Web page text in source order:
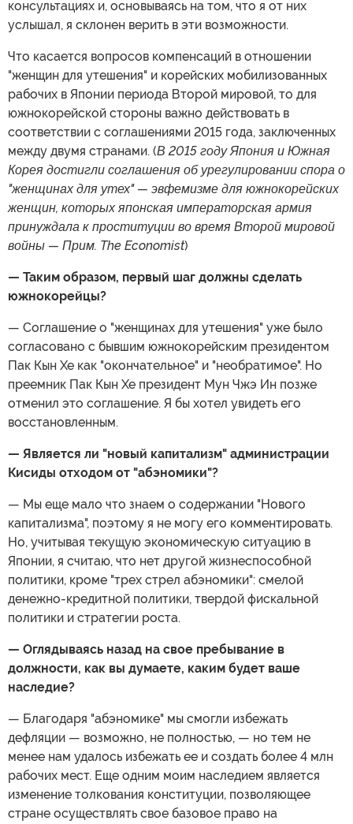
консультациях и, основываясь на том, что я от них
услышал, я склонен верить в эти возможности.
Что касается вопросов компенсаций в отношении
"женщин для утешения" и корейских мобилизованных
рабочих в Японии периода Второй мировой, то для
южнокорейской стороны важно действовать в
соответствии с соглашениями 2015 года, заключенных
между двумя странами. (В 2015 году Япония и Южная
Корея достигли соглашения об урегулировании спора о
"женщинах для утех" — эвфемизме для южнокорейских
женщин, которых японская императорская армия
принуждала к проституции во время Второй мировой
войны — Прим. The Economist)
— Таким образом, первый шаг должны сделать
южнокорейцы?
— Соглашение о "женщинах для утешения" уже было
согласовано с бывшим южнокорейским президентом
Пак Кын Хе как "окончательное" и "необратимое". Но
преемник Пак Кын Хе президент Мун Чжэ Ин позже
отменил это соглашение. Я бы хотел увидеть его
восстановленным.
— Является ли "новый капитализм" администрации
Кисиды отходом от "абэномики"?
— Мы еще мало что знаем о содержании "Нового
капитализма", поэтому я не могу его комментировать.
Но, учитывая текущую экономическую ситуацию в
Японии, я считаю, что нет другой жизнеспособной
политики, кроме "трех стрел абэномики": смелой
денежно-кредитной политики, твердой фискальной
политики и стратегии роста.
— Оглядываясь назад на свое пребывание в
должности, как вы думаете, каким будет ваше
наследие?
— Благодаря "абэномике" мы смогли избежать
дефляции — возможно, не полностью, — но тем не
менее нам удалось избежать ее и создать более 4 млн
рабочих мест. Еще одним моим наследием является
изменение толкования конституции, позволяющее
стране осуществлять свое базовое право на